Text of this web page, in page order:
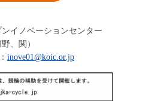
イノベーションセンター
、関）
inove01@koic.or.jp